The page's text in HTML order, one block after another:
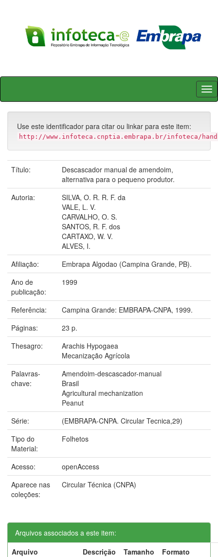
Skip
Use este identificador para citar ou linkar para este item:
http://www.infoteca.cnptia.embrapa.br/infoteca/
Título:
Descascador manual de amendoim,
alternativa para o pequeno produtor.
Autoria:
SILVA, O. R. R. F. da
VALE, L. V.
CARVALHO, O. S.
SANTOS, R. F. dos
CARTAXO, W. V.
ALVES, I.
Afiliação:
Embrapa Algodao (Campina Grande, PB).
Ano de
publicação:
1999
Referência:
Campina Grande: EMBRAPA-CNPA, 1999.
Páginas:
23 p.
Thesagro:
Arachis Hypogaea
Mecanização Agrícola
Palavras-
chave:
Amendoim-descascador-manual
Brasil
Agricultural mechanization
Peanut
Série:
(EMBRAPA-CNPA. Circular Tecnica,29)
Tipo do
Material:
Folhetos
Acesso:
openAccess
Aparece nas
coleções:
Circular Técnica (CNPA)
Arquivos associados a este item:
Arquivo
Descrição Tamanho
Formato